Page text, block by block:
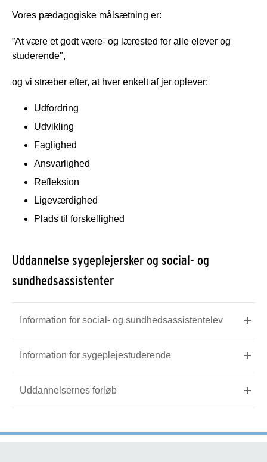
Vores pædagogiske målsætning er:
”At være et godt være- og lærested for alle elever og
studerende",
og vi stræber efter, at hver enkelt af jer oplever:
Udfordring
Udvikling
Faglighed
Ansvarlighed
Refleksion
Ligeværdighed
Plads til forskellighed
Uddannelse sygeplejersker og social- og
sundhedsassistenter
Information for social- og sundhedsassistentelev
Information for sygeplejestuderende
Uddannelsernes forløb